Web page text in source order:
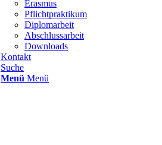
Erasmus
Pflichtpraktikum
Diplomarbeit
Abschlussarbeit
Downloads
Kontakt
Suche
Menü Menü